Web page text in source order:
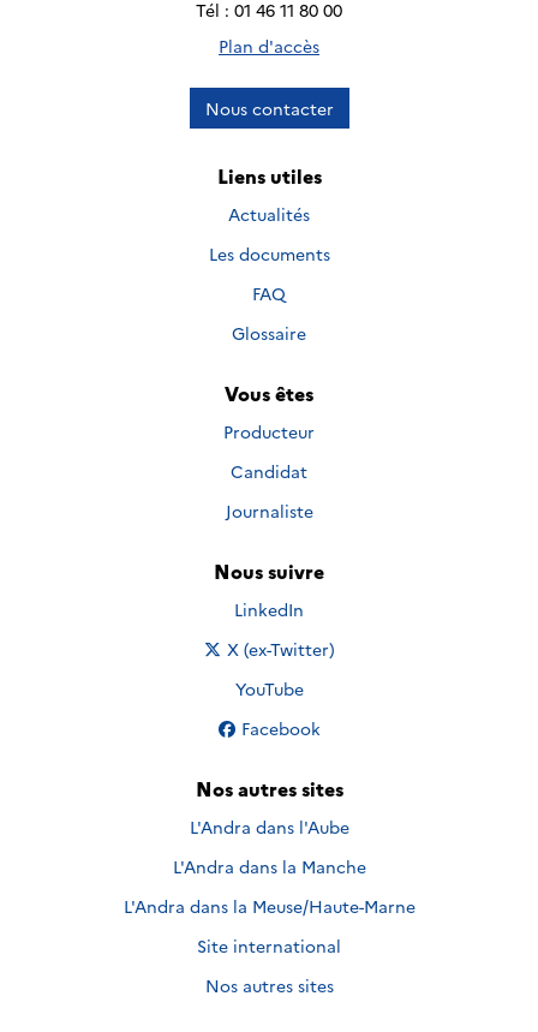
Tél : 01 46 11 80 00
Plan d'accès
Nous contacter
Liens utiles
Actualités
Les documents
FAQ
Glossaire
Vous êtes
Producteur
Candidat
Journaliste
Nous suivre
Nous suivre sur
LinkedIn
Nous suivre sur
X (ex-Twitter)
Nous suivre sur
YouTube
Nous suivre sur
Facebook
Nos autres sites
L'Andra dans l'Aube
L'Andra dans la Manche
L'Andra dans la Meuse/Haute-Marne
Site international
Nos autres sites